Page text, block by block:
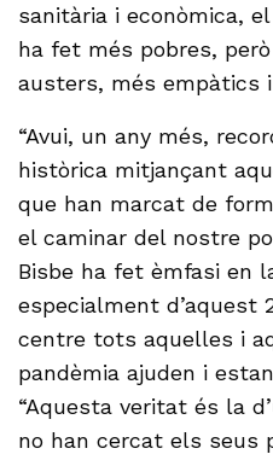
sanitària i econòmica,
ha fet més pobres,
austers, més empàtics
“Avui, un any més,
històrica mitjançant
que han marcat de
el caminar del nostre
Bisbe ha fet èmfasi en
especialment d’aquest
centre tots aquelles i
pandèmia ajuden i
“Aquesta veritat és la
no han cercat els seus